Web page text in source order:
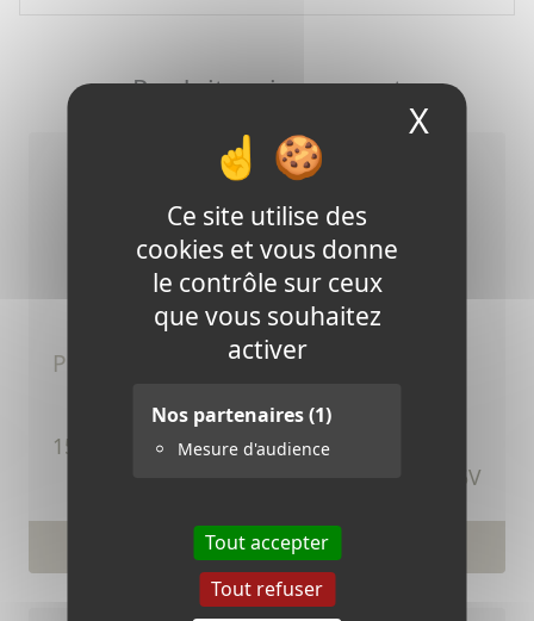
Ce site utilise des
cookies et vous donne
le contrôle sur ceux
que vous souhaitez
activer
Nos partenaires(1)
Mesure d'audience
Tout accepter
Tout refuser
X
Produits mis en avant
panneau solaire 15 w - 6 volts
15,12 €
Ref.406V
Voir le produit